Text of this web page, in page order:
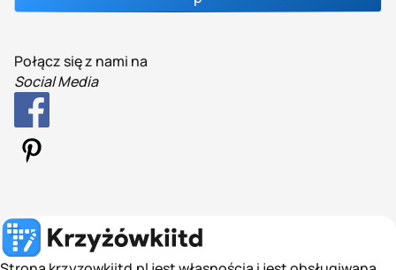
Połącz się z nami na
Social Media